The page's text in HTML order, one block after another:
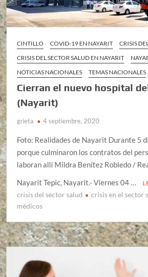
CINTILLO COVID-19 EN NAYARIT
CRISIS
CRISIS DEL SECTOR SALUD EN NAYARIT
NOTICIAS NACIONALES
TEMAS NACIONALES
Cierran el nuevo hospital
(Nayarit)
grieta 4 septiembre, 2020
Foto: Realidades de Nayarit Durante 5
porque culminaron los contratos del
laboran allí Mildra Benítez Robledo /
Nayarit Tepic, Nayarit.- Viernes 04 …
crisis del sector salud crisis en el sector
médicos